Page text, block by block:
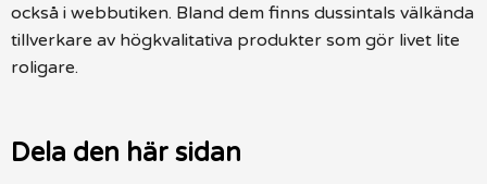
också i webbutiken. Bland dem finns dussintals välkända
tillverkare av högkvalitativa produkter som gör livet lite
roligare.
Dela den här sidan